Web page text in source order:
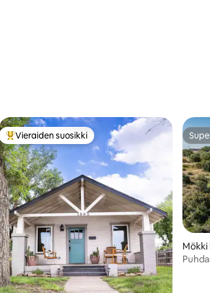
Vieraiden suosikkien parhaimmistoa
Vieraiden suosikki
Mökki